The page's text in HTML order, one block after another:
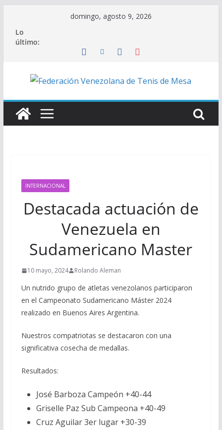
contenido
domingo, agosto 9, 2026
Lo
último:
INTERNACIONAL
Destacada actuación de
Venezuela en
Sudamericano Master
10 mayo, 2024 Rolando Aleman
Un nutrido grupo de atletas venezolanos participaron
en el Campeonato Sudamericano Máster 2024
realizado en Buenos Aires Argentina.
Nuestros compatriotas se destacaron con una
significativa cosecha de medallas.
Resultados:
José Barboza Campeón +40-44
Griselle Paz Sub Campeona +40-49
Cruz Aguilar 3er lugar +30-39